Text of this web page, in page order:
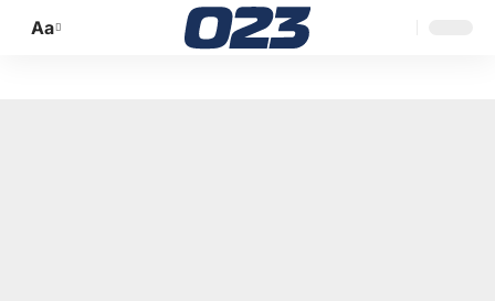
Promijeni
Aa